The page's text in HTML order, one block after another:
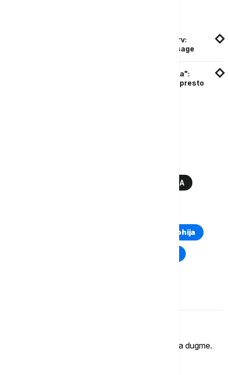
Nova sezona "Kuće zmaja" obećava vatru i krv:
Objavljen prvi trejler za nastavak popularne sage
Prvi trejler za treću sezonu serije "Kuća zmaja":
Rejnira šalje još zmajeva u bitku za Gvozdeni presto
EURONEWS SRBIJA
Kosovo i Metohija
Ukoliko želite da ostavite komentar, kliknite na dugme.